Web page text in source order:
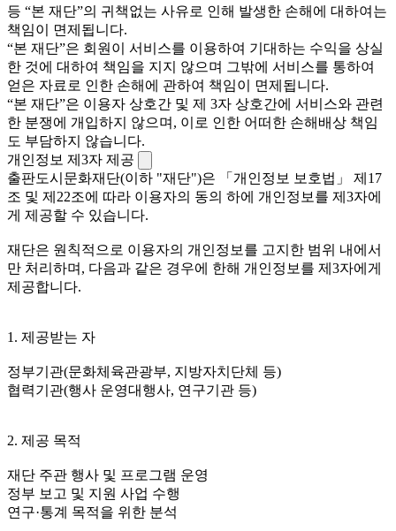
등 “본 재단”의 귀책없는 사유로 인해 발생한 손해에 대하여는
책임이 면제됩니다.
“본 재단”은 회원이 서비스를 이용하여 기대하는 수익을 상실
한 것에 대하여 책임을 지지 않으며 그밖에 서비스를 통하여
얻은 자료로 인한 손해에 관하여 책임이 면제됩니다.
“본 재단”은 이용자 상호간 및 제 3자 상호간에 서비스와 관련
한 분쟁에 개입하지 않으며, 이로 인한 어떠한 손해배상 책임
도 부담하지 않습니다.
개인정보 제3자 제공
출판도시문화재단(이하 "재단")은 「개인정보 보호법」 제17
조 및 제22조에 따라 이용자의 동의 하에 개인정보를 제3자에
게 제공할 수 있습니다.
재단은 원칙적으로 이용자의 개인정보를 고지한 범위 내에서
만 처리하며, 다음과 같은 경우에 한해 개인정보를 제3자에게
제공합니다.
1. 제공받는 자
정부기관(문화체육관광부, 지방자치단체 등)
협력기관(행사 운영대행사, 연구기관 등)
2. 제공 목적
재단 주관 행사 및 프로그램 운영
정부 보고 및 지원 사업 수행
연구·통계 목적을 위한 분석